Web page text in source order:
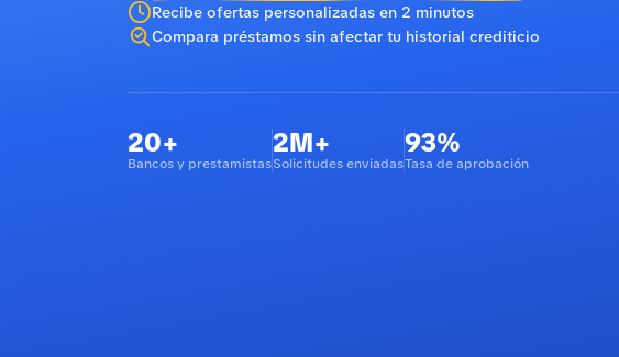
Recibe ofertas personalizadas en 2 minutos
Compara préstamos sin afectar tu historial crediticio
20+
Bancos y prestamistas
2M+
Solicitudes enviadas
93%
Tasa de aprobación